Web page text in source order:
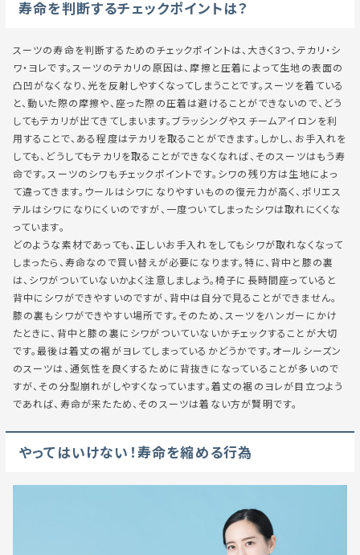
寿命を判断するチェックポイントは？
スーツの寿命を判断するためのチェックポイントは、大きく3つ、テカリ・シ
ワ・ヨレです。スーツのテカリの原因は、摩擦と圧着によって生地の表面の
凸凹がなくなり、光を反射しやすくなってしまうことです。スーツを着ている
と、動いた際の摩擦や、座った際の圧着は避けることができないので、どう
してもテカリが出てきてしまいます。ブラッシングやスチームアイロンを利
用することで、ある程度はテカリを取ることができます。しかし、お手入れを
しても、どうしてもテカリを取ることができなくなれば、そのスーツはもう寿
命です。スーツのシワもチェックポイントです。シワの残り方は生地によっ
て違ってきます。ウールはシワになりやすいものの復元力が高く、ポリエス
テルはシワになりにくいのですが、一度ついてしまったシワは取れにくくな
っています。
どのような素材であっても、正しいお手入れをしてもシワが取れなくなって
しまったら、寿命なので買い替えが必要になります。特に、背中と膝の裏
は、シワがついていないかよく注意しましょう。椅子に長時間座っていると
背中にシワができやすいのですが、背中は自分で見ることができません。
膝の裏もシワができやすい場所です。そのため、スーツをハンガーにかけ
たときに、背中と膝の裏にシワがついていないかチェックすることが大切
です。最後は着丈の裾がヨレてしまっているかどうかです。オールシーズン
のスーツは、通気性を良くするために背抜きになっていることが多いので
すが、その分型崩れがしやすくなっています。着丈の裾のヨレが目立つよう
であれば、寿命が来たため、そのスーツは着ない方が賢明です。
やってはいけない！寿命を縮める行為